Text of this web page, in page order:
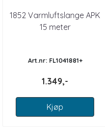
1852 Varmluftslange APK
15 meter
Art.nr: FL1041881+
1.349,-
Kjøp